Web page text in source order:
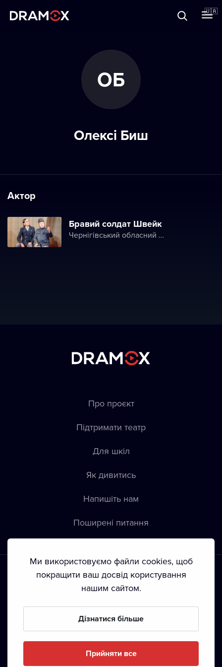
🇺🇦
Зареєструватися
ОБ
Олексі Биш
Актор
Бравий солдат Швейк
Чернігівський обласний молодіжний театр
Про проєкт
Підтримати театр
Для шкіл
Як дивитись
Напишіть нам
Пoширені питання
Положення й умови • Конфіденційність • Автoрські права
Ми використовуємо файли cookies, щоб
покращити ваш досвід користування
нашим сайтом.
Дізнатися більше
Прийняти все